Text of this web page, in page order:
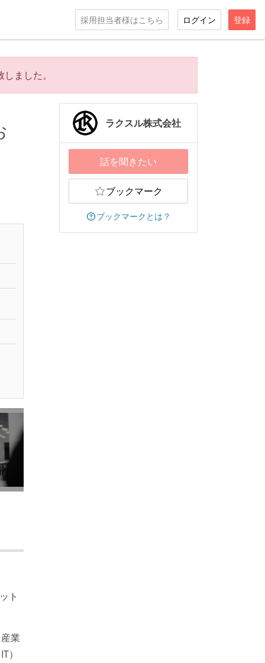
採用担当者様はこちら ログイン 登録
ました。
ト
業
）
ラクスル株式会社
話を聞きたい
ブックマーク
ブックマークとは？